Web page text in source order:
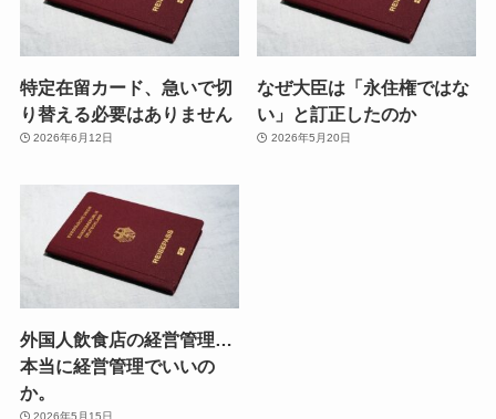
特定在留カード、急いで切
り替える必要はありません
2026年6月12日
なぜ大臣は「永住権ではな
い」と訂正したのか
2026年5月20日
外国人飲食店の経営管理…
本当に経営管理でいいの
か。
2026年5月15日